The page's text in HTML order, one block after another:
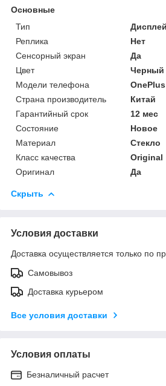
Основные
Тип
Дисплей
Реплика
Нет
Сенсорный экран
Да
Цвет
Черный
Модели телефона
Страна производитель
Китай
Гарантийный срок
12 мес
Состояние
Новое
Материал
Стекло
Класс качества
Original
Оригинал
Да
Скрыть
Условия доставки
Доставка осуществляется только по
Самовывоз
Доставка курьером
Все условия доставки
Условия оплаты
Безналичный расчет